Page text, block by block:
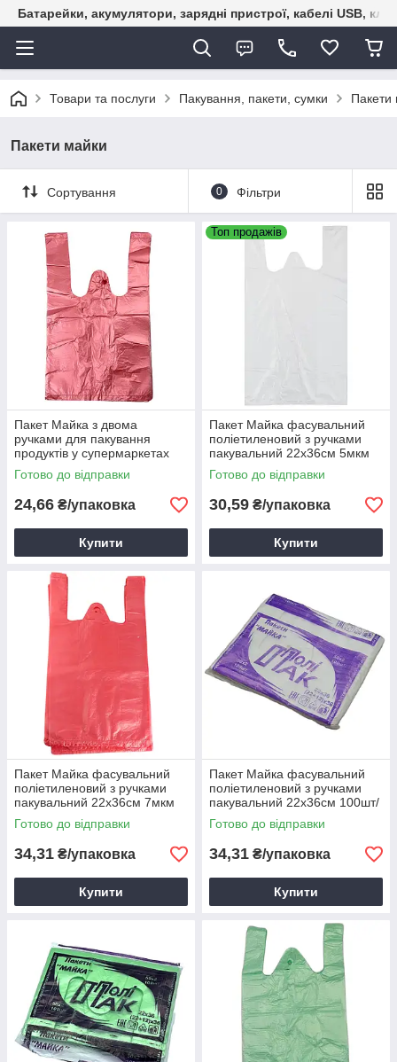
Батарейки, акумулятори, зарядні пристрої, кабелі USB,
Товари та послуги Пакування, пакети, сумки Пакети
Пакети майки
Сортування 0 Фільтри
Пакет Майка з двома
ручками для пакування
продуктів у супермаркетах
18х30 (5,5мкм) 100шт/уп
Готово до відправки
24,66 ₴/упаковка
Купити
Топ продажів
Пакет Майка фасувальний
поліетиленовий з ручками
пакувальний 22х36см 5мкм
100шт/уп для фасування,
пакування продуктів
Готово до відправки
30,59 ₴/упаковка
Купити
Пакет Майка фасувальний
поліетиленовий з ручками
пакувальний 22х36см 7мкм
100шт/уп. для фасування
продуктів
Готово до відправки
34,31 ₴/упаковка
Купити
Пакет Майка фасувальний
поліетиленовий з ручками
пакувальний 22х36см 100шт/
уп. білий для фасування
продуктів
Готово до відправки
34,31 ₴/упаковка
Купити